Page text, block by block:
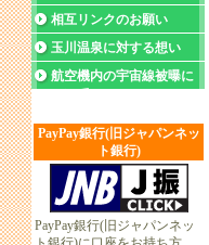
相互リンクのお願い
玉川温泉に対する想い
航空機内の宇宙線被曝に
ついて
PayPay銀行(旧ジャパンネッ
ト銀行)
PayPay銀行(旧ジャパンネッ